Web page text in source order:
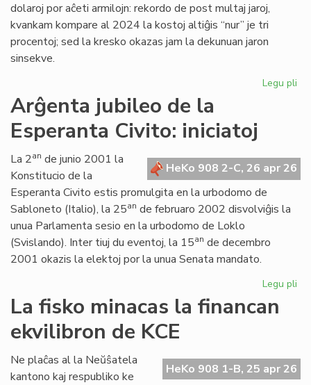
dolaroj por aĉeti armilojn: rekordo de post multaj jaroj,
kvankam kompare al 2024 la kostoj altiĝis “nur” je tri
procentoj; sed la kresko okazas jam la dekunuan jaron
sinsekve.
Legu pli
en
Arĝenta jubileo de la
Esperanta Civito: iniciatoj
HeKo 908 2-C, 26 apr 26
La 2an de junio 2001 la
Konstitucio de la
Esperanta Civito estis promulgita en la urbodomo de
Sabloneto (Italio), la 25an de februaro 2002 disvolviĝis la
unua Parlamenta sesio en la urbodomo de Loklo
(Svislando). Inter tiuj du eventoj, la 15an de decembro
2001 okazis la elektoj por la unua Senata mandato.
Legu pli
La fisko minacas la financan
ekvilibron de KCE
HeKo 908 1-B, 25 apr 26
Ne plaĉas al la Neŭŝatela
kantono kaj respubliko ke